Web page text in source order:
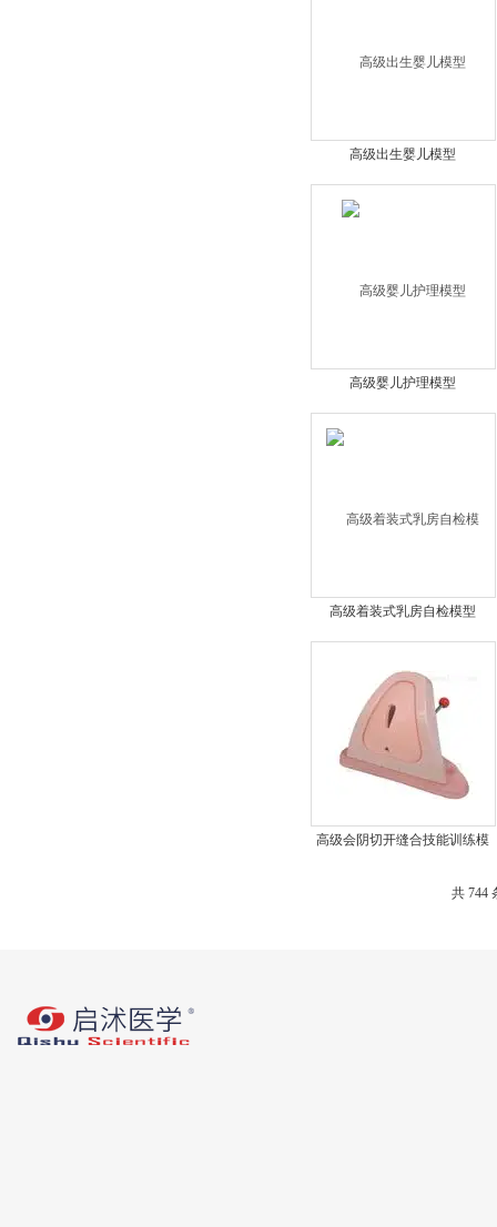
高级出生婴儿模型
高级婴儿护理模型
高级着装式乳房自检模型
高级会阴切开缝合技能训练模
共 744